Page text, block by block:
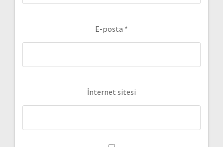
E-posta *
İnternet sitesi